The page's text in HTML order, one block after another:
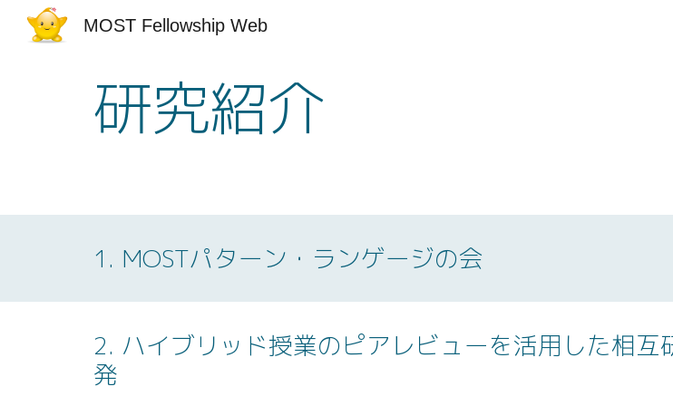
MOST Fellowship Web
研究紹介
1. MOSTパターン・ランゲージの会
2. ハイブリッド授業のピアレビューを活用した相互
発